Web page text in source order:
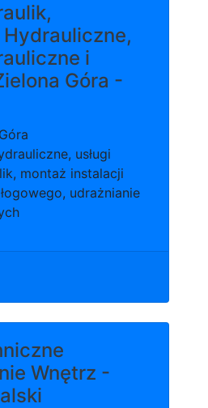
i
Góra -
usługi
montaż instalacji
udrażnianie
Wnętrz -